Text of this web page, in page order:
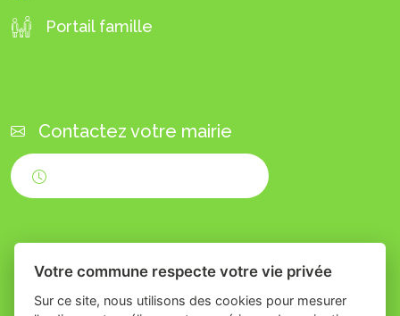
Portail famille
Contactez votre mairie
Votre commune respecte votre vie privée
Sur ce site, nous utilisons des cookies pour mesurer